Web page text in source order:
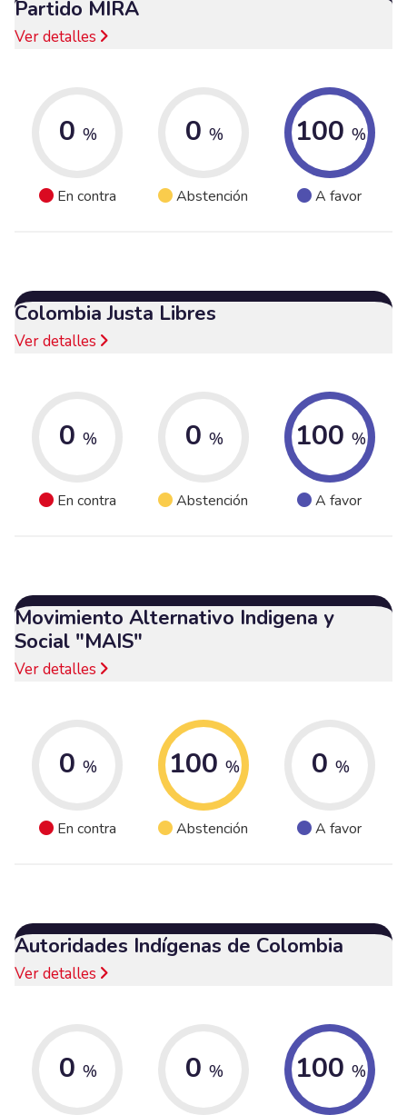
Partido MIRA
Ver detalles
0 %
En contra
0 %
Abstención
100 %
A favor
Colombia Justa Libres
Ver detalles
0 %
En contra
0 %
Abstención
100 %
A favor
Movimiento Alternativo Indigena y
Social "MAIS"
Ver detalles
0 %
En contra
100 %
Abstención
0 %
A favor
Autoridades Indígenas de Colombia
Ver detalles
0 % 0 % 100 %